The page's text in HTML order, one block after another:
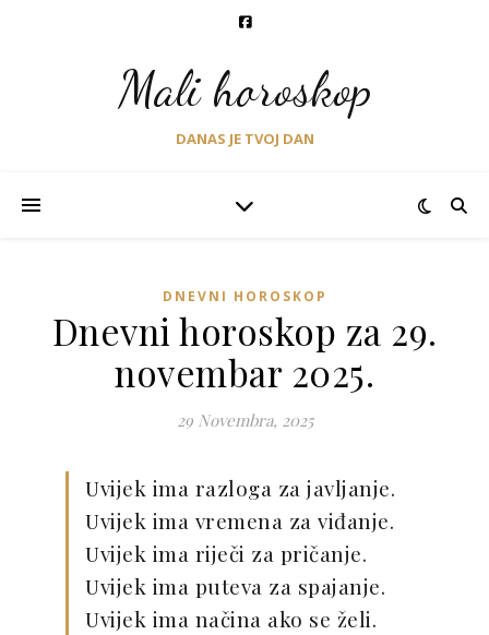
Mali horoskop
DANAS JE TVOJ DAN
DNEVNI HOROSKOP
Dnevni horoskop za 29.
novembar 2025.
29 Novembra, 2025
Uvijek ima razloga za javljanje.
Uvijek ima vremena za viđanje.
Uvijek ima riječi za pričanje.
Uvijek ima puteva za spajanje.
Uvijek ima načina ako se želi.